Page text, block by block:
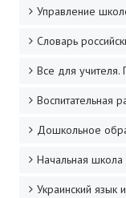
Готовимся к
Повышение
КОНТАКТЫ
Управление
Словарь
Все для учителя.
Воспитательная
Дошкольное
Начальная школа
Украинский язык